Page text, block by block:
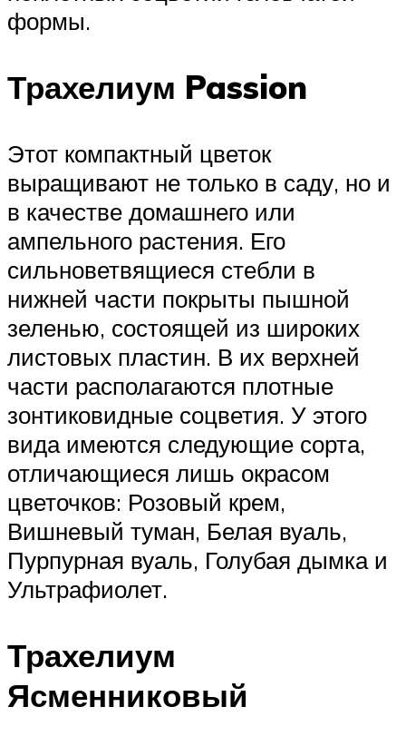
формы.
Трахелиум Passion
Этот компактный цветок
выращивают не только в саду, но и
в качестве домашнего или
ампельного растения. Его
сильноветвящиеся стебли в
нижней части покрыты пышной
зеленью, состоящей из широких
листовых пластин. В их верхней
части располагаются плотные
зонтиковидные соцветия. У этого
вида имеются следующие сорта,
отличающиеся лишь окрасом
цветочков: Розовый крем,
Вишневый туман, Белая вуаль,
Пурпурная вуаль, Голубая дымка и
Ультрафиолет.
Трахелиум
Ясменниковый